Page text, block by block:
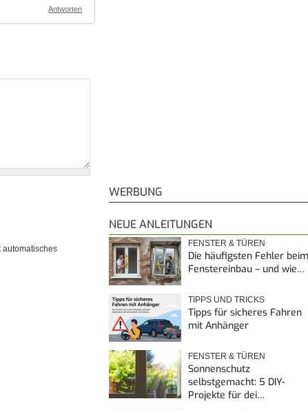
Antworten
automatisches
WERBUNG
NEUE ANLEITUNGEN
FENSTER & TÜREN
Die häufigsten Fehler beim
Fenstereinbau – und wie…
TIPPS UND TRICKS
Tipps für sicheres Fahren
mit Anhänger
FENSTER & TÜREN
Sonnenschutz
selbstgemacht: 5 DIY-
Projekte für dei…